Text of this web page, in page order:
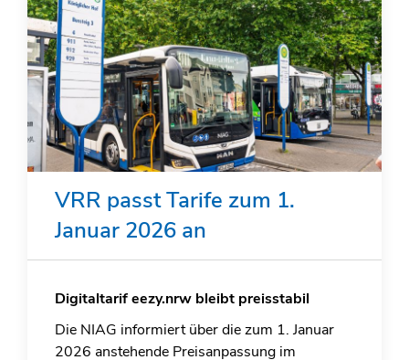
VRR passt Tarife zum 1.
Januar 2026 an
Digitaltarif eezy.nrw bleibt preisstabil
Die NIAG informiert über die zum 1. Januar
2026 anstehende Preisanpassung im